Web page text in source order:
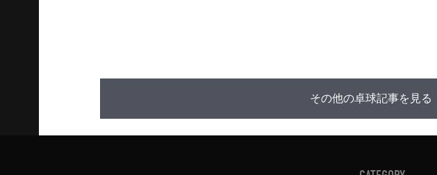
その他の卓球記事を見る